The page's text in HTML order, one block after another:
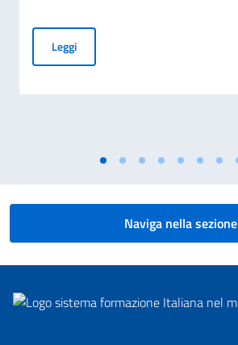
LeggiCalendario scolastico 2026/2027
Naviga nella sezione